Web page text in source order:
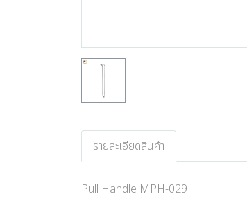
รายละเอียดสินค้า
Pull Handle MPH-029